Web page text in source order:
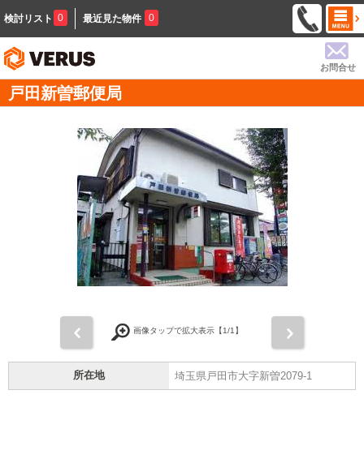
検討リスト 0 最近見た物件 0
お問合せ
戸田新曽郵便局
画像タップで拡大表示【1/1】
所在地 埼玉県戸田市大字新曽2079-1